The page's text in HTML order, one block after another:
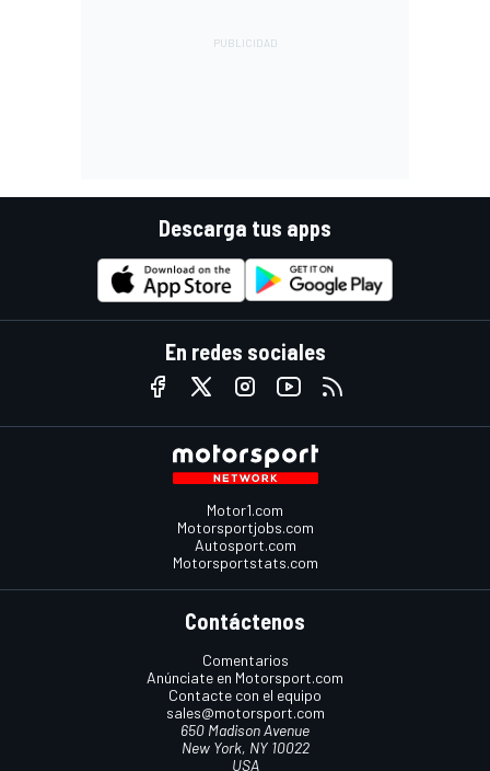
Descarga tus apps
En redes sociales
Motor1.com
Motorsportjobs.com
Autosport.com
Motorsportstats.com
Contáctenos
Comentarios
Anúnciate en Motorsport.com
Contacte con el equipo
sales@motorsport.com
650 Madison Avenue
New York, NY 10022
USA